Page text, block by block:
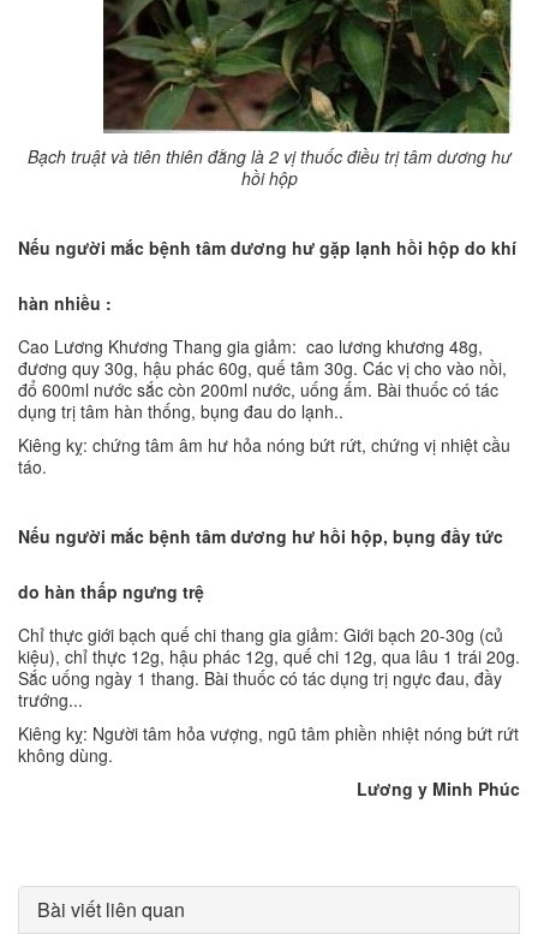
Bạch truật và tiên thiên đằng là 2 vị thuốc điều trị tâm dương hư
hồi hộp
Nếu người mắc bệnh tâm dương hư gặp lạnh hồi hộp do khí
hàn nhiều :
Cao Lương Khương Thang gia giảm: cao lương khương 48g,
đương quy 30g, hậu phác 60g, quế tâm 30g. Các vị cho vào nồi,
đổ 600ml nước sắc còn 200ml nước, uống ấm. Bài thuốc có tác
dụng trị tâm hàn thống, bụng đau do lạnh..
Kiêng kỵ: chứng tâm âm hư hỏa nóng bứt rứt, chứng vị nhiệt cầu
táo.
Nếu người mắc bệnh tâm dương hư hồi hộp, bụng đầy tức
do hàn thấp ngưng trệ
Chỉ thực giới bạch quế chi thang gia giảm: Giới bạch 20-30g (củ
kiệu), chỉ thực 12g, hậu phác 12g, quế chi 12g, qua lâu 1 trái 20g.
Sắc uống ngày 1 thang. Bài thuốc có tác dụng trị ngực đau, đầy
trướng...
Kiêng kỵ: Người tâm hỏa vượng, ngũ tâm phiền nhiệt nóng bứt rứt
không dùng.
Lương y Minh Phúc
Bài viết liên quan